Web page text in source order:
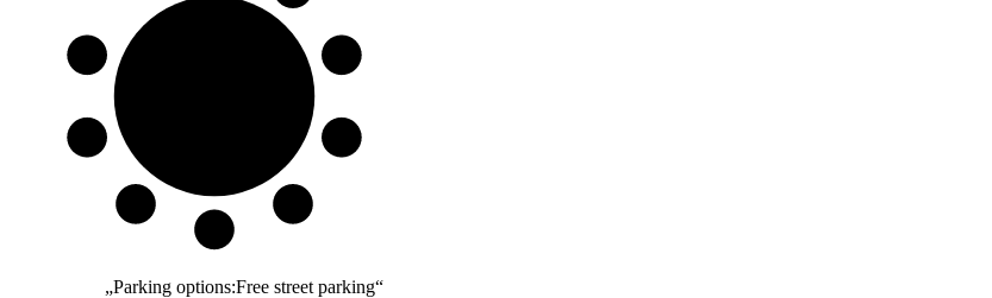
„Parking options:Free street parking“